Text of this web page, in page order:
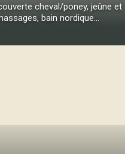
cheval/poney, jeûne et
bain nordique...